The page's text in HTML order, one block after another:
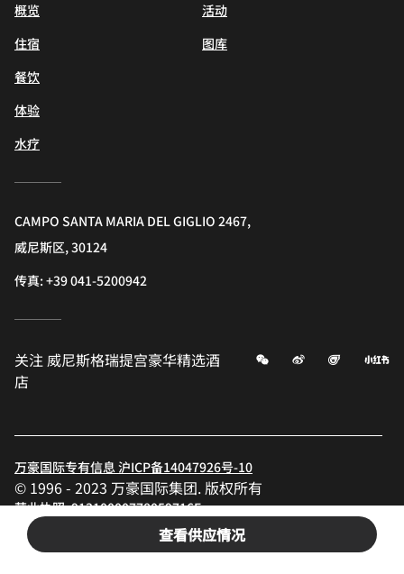
查看供应情况
概览
住宿
餐饮
体验
水疗
活动
图库
CAMPO SANTA MARIA DEL GIGLIO 2467,
威尼斯区, 30124
传真:+39 041-5200942
关注 威尼斯格瑞提宫豪华精选酒
店
微信 微博 飞猪
万豪国际专有信息 沪ICP备14047926号-10
© 1996 - 2023 万豪国际集团. 版权所有
营业执照: 91310000778059716E
沪公网备31010402006319号